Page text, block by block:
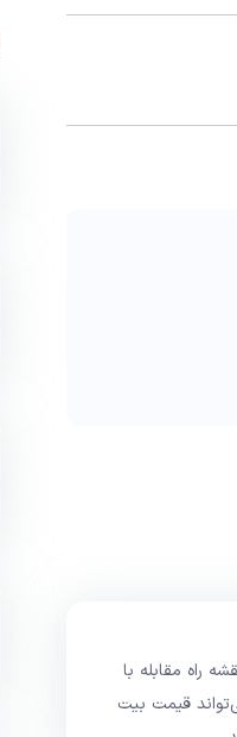
راه مقابله با
قیمت بیت